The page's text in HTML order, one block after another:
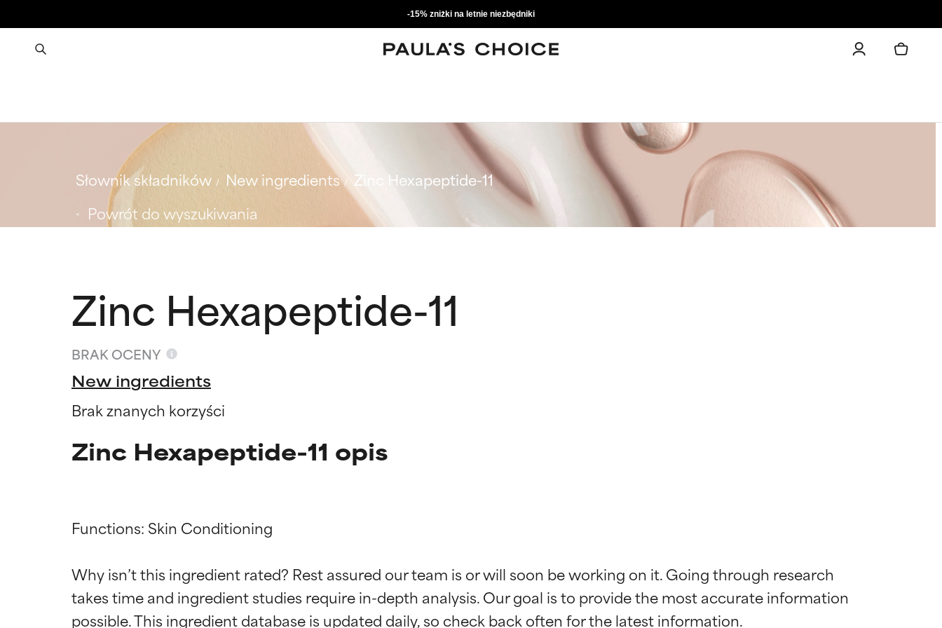
-15% zniżki na letnie niezbędniki
Słownik składników New ingredients
Zinc Hexapeptide-11
Powrót do wyszukiwania
Zinc Hexapeptide-11
BRAK OCENY
New ingredients
Brak znanych korzyści
Zinc Hexapeptide-11 opis
Functions: Skin Conditioning
Why isn’t this ingredient rated? Rest assured our team is or will soon be working on it. Going through research
takes time and ingredient studies require in-depth analysis. Our goal is to provide the most accurate information
Oceny składników
BEST
Oceny składników
BEST